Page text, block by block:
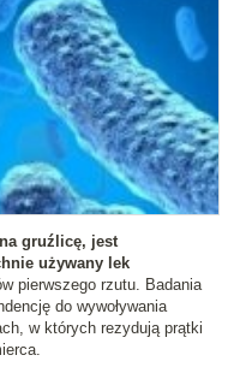
gruźlicę, jest
używany lek
pierwszego rzutu. Badania
do wywoływania
w których rezydują prątki